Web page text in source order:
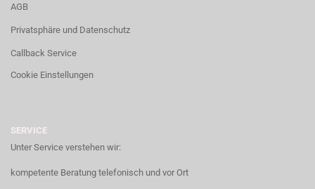
AGB
Privatsphäre und Datenschutz
Callback Service
Cookie Einstellungen
SERVICE
Unter Service verstehen wir:
kompetente Beratung telefonisch und vor Ort